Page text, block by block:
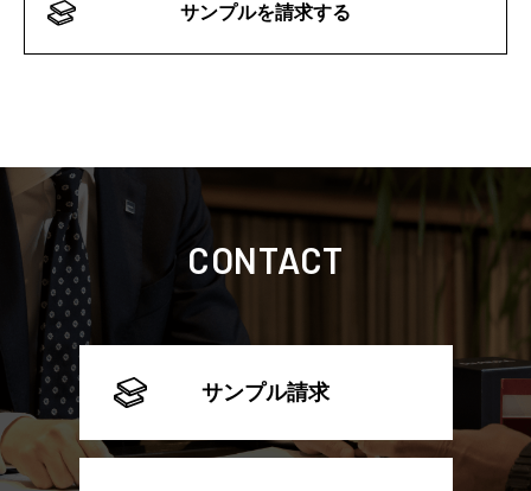
サンプルを請求する
CONTACT
サンプル請求